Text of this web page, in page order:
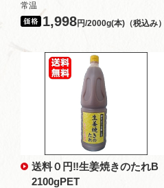
常温
1,998円/2000g(本)（税込み）
送料０円‼生姜焼きのたれB
2100gPET